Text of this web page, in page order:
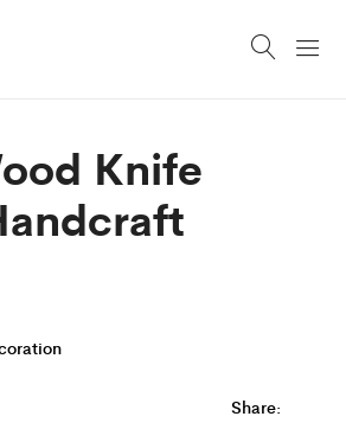
Knife
Share: